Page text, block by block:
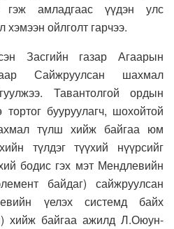
гэж амладгаас үүдэн улс
ойлголт гарчээ.
Засгийн газар Агаарын
Сайжруулсан шахмал
Тавантолгой ордын
тортог бууруулагч, шохойтой
түлш хийж байгаа юм
түлдэг түүхий нүүрсийг
бодис гэх мэт Мендлевийн
байдаг) сайжруулсан
үелэх системд байх
хийж байгаа ажилд Л.Оюун-